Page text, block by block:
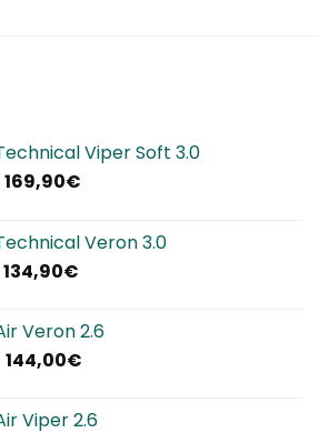
Viper Soft 3.0
Il
era:
280,00€.
169,90€Il
è:
Veron 3.0
Il
era:
220,00€.
134,90€Il
è:
134,90€.
Veron 2.6
Il
144,00€Il
Viper 2.6